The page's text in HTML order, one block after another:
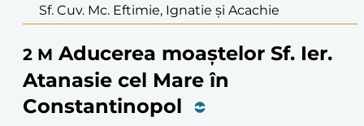
Sf. Cuv. Mc. Eftimie, Ignatie și Acachie
2 M Aducerea moaștelor Sf. Ier.
Atanasie cel Mare în
Constantinopol